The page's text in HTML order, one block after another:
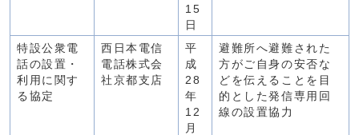
15
日
特設公衆電
話の設置・
利用に関す
る協定
西日本電信
電話株式会
社京都支店
平
成
28
年
12
月
避難所へ避難された
方がご自身の安否な
どを伝えることを目
的とした発信専用回
線の設置協力